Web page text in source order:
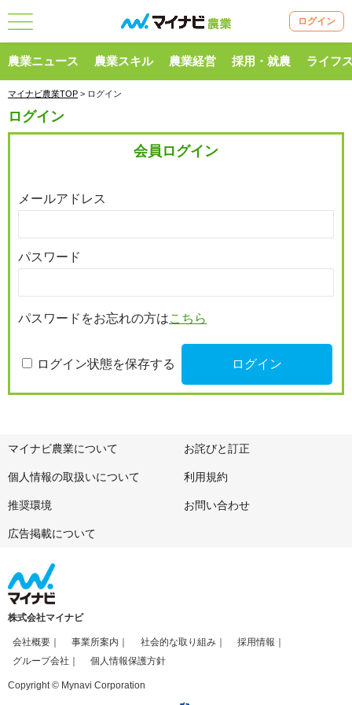
ログイン
農業ニュース 農業スキル 農業経営 採用・就農 ライフ
マイナビ農業TOP > ログイン
ログイン
会員ログイン
メールアドレス
パスワード
パスワードをお忘れの方はこちら
ログイン状態を保存する
マイナビ農業について お詫びと訂正
個人情報の取扱いについて 利用規約
推奨環境 お問い合わせ
広告掲載について
株式会社マイナビ
会社概要 事業所案内 社会的な取り組み
採用情報
グループ会社
個人情報保護方針
Copyright © Mynavi Corporation